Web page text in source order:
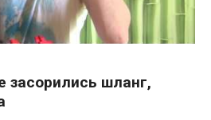
засорились шланг,